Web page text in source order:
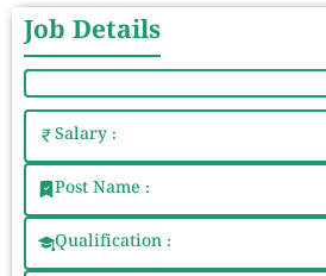
Job Details
Salary :
Post Name :
Qualification :